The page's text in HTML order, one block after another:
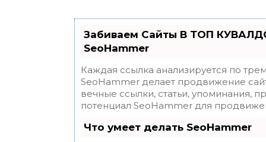
Забиваем Сайты В ТОП
SeoHammer
Каждая ссылка анализируется по
SeoHammer делает продвижение
вечные ссылки, статьи, упоминания,
потенциал SeoHammer для
Что умеет делать SeoHammer